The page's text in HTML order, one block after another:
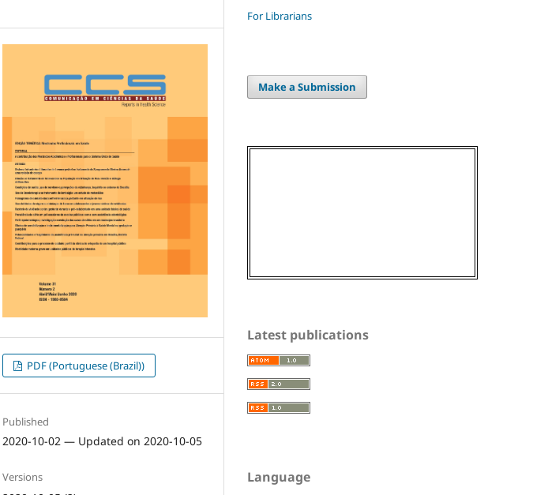
PDF (Portuguese (Brazil))
Published
2020-10-02 — Updated on 2020-10-05
Versions
For Librarians
Make a Submission
Latest publications
Language